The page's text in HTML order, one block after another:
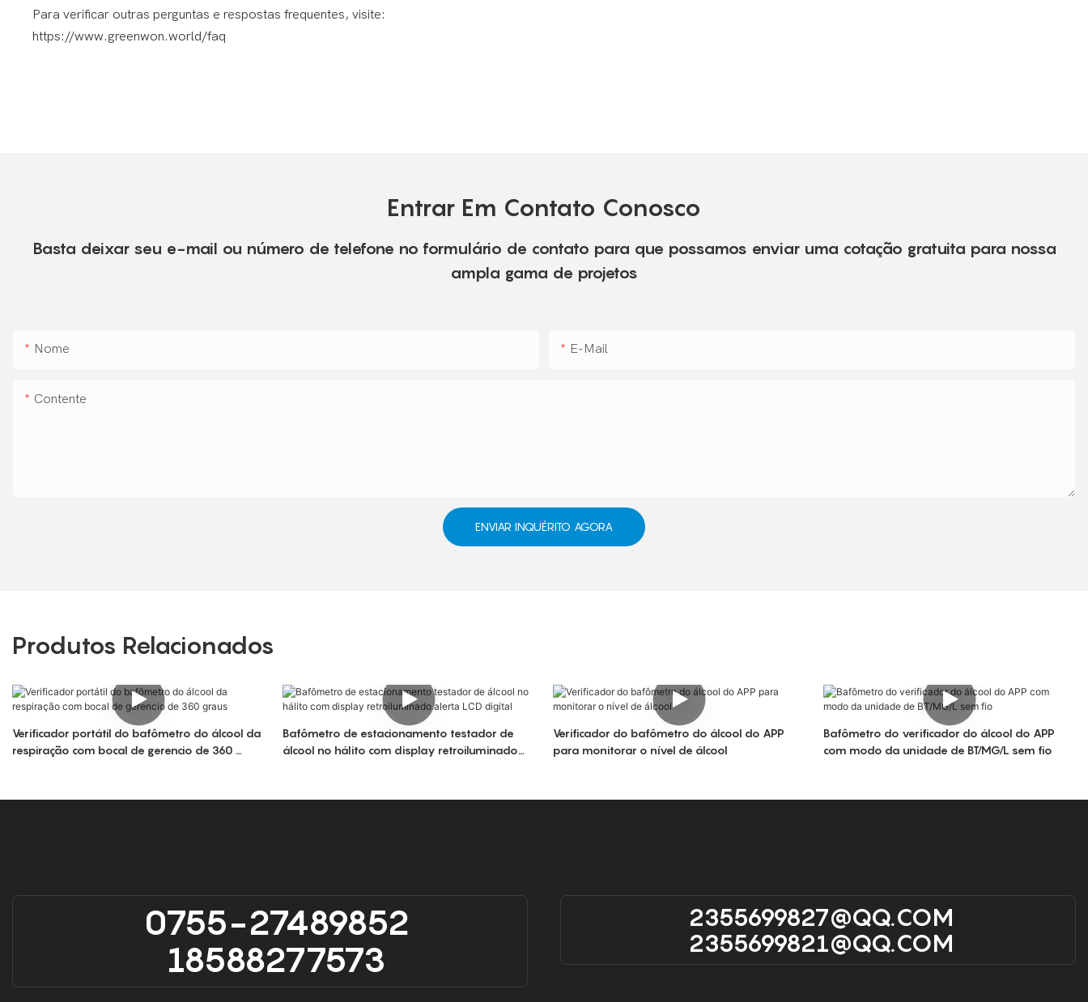
Para verificar outras perguntas e respostas frequentes, visite:
https://www.greenwon.world/faq
Entrar Em Contato Conosco
Basta deixar seu e-mail ou número de telefone no formulário de contato para que possamos enviar uma cotação gratuita para nossa
ampla gama de projetos
Nome E-Mail
Contente
ENVIAR INQUÉRITO AGORA
Produtos Relacionados
Verificador portátil do bafômetro do álcool da
respiração com bocal de gerencio de 360 ​​
Bafômetro de estacionamento testador de
álcool no hálito com display retroiluminado
Verificador do bafômetro do álcool do APP
para monitorar o nível de álcool
Bafômetro do verificador do álcool do APP
com modo da unidade de BT/MG/L sem fio
0755-27489852
18588277573
2355699827@qQ.cOM
2355699821@qQ.cOM